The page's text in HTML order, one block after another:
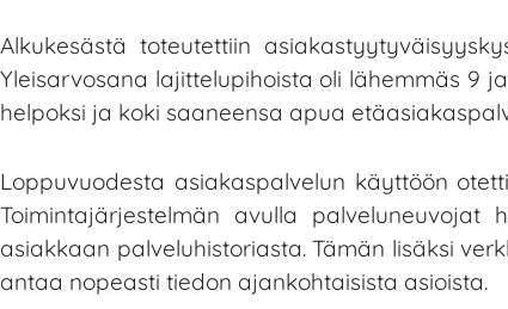
Alkukesästä toteutettiin
Yleisarvosana lajittelupihoista oli lähemmäs 9
helpoksi ja koki saaneensa apua
Loppuvuodesta asiakaspalvelun käyttöön
Toimintajärjestelmän avulla
asiakkaan palveluhistoriasta. Tämän lisäksi
antaa nopeasti tiedon ajankohtaisista asioista.